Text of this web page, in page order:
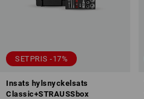
SETPRIS -17%
Insats hylsnyckelsats
Classic+STRAUSSbox